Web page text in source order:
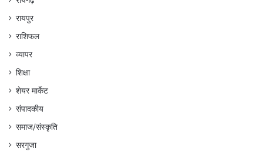
रायपुर
राशिफल
व्यापर
शिक्षा
शेयर मार्केट
संपादकीय
समाज/संस्कृति
सरगुजा